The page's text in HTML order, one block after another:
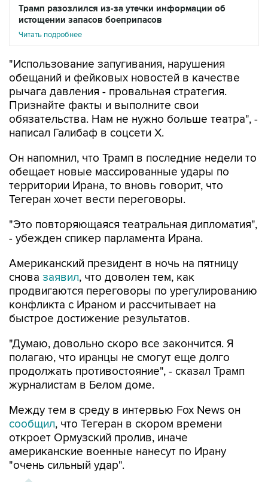
Трамп разозлился из-за утечки информации об
истощении запасов боеприпасов
Читать подробнее
"Использование запугивания, нарушения
обещаний и фейковых новостей в качестве
рычага давления - провальная стратегия.
Признайте факты и выполните свои
обязательства. Нам не нужно больше театра", -
написал Галибаф в соцсети X.
Он напомнил, что Трамп в последние недели то
обещает новые массированные удары по
территории Ирана, то вновь говорит, что
Тегеран хочет вести переговоры.
"Это повторяющаяся театральная дипломатия",
- убежден спикер парламента Ирана.
Американский президент в ночь на пятницу
снова заявил, что доволен тем, как
продвигаются переговоры по урегулированию
конфликта с Ираном и рассчитывает на
быстрое достижение результатов.
"Думаю, довольно скоро все закончится. Я
полагаю, что иранцы не смогут еще долго
продолжать противостояние", - сказал Трамп
журналистам в Белом доме.
Между тем в среду в интервью Fox News он
сообщил, что Тегеран в скором времени
откроет Ормузский пролив, иначе
американские военные нанесут по Ирану
"очень сильный удар".